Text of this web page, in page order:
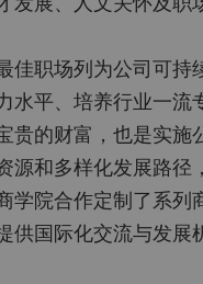
佳职场列为公司可持
水平、培养行业一
贵的财富，也是实
源和多样化发展路径
学院合作定制了系
供国际化交流与发